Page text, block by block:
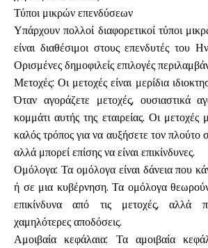
Ιστολόγιο
Επικοινωνήστε
Βοήθεια
Τύποι μικρών επενδύσεων
Υπάρχουν πολλοί διαφορετικοί τύποι
είναι διαθέσιμοι στους επενδυτές του
Ορισμένες δημοφιλείς επιλογές
Μετοχές: Οι μετοχές είναι μερίδια
Όταν αγοράζετε μετοχές, ουσιαστικά
κομμάτι αυτής της εταιρείας. Οι μετοχές
καλός τρόπος για να αυξήσετε τον
αλλά μπορεί επίσης να είναι επικίνδυνες.
Ομόλογα: Τα ομόλογα είναι δάνεια που
ή σε μια κυβέρνηση. Τα ομόλογα
επικίνδυνα από τις μετοχές, αλλά
χαμηλότερες αποδόσεις.
Αμοιβαία κεφάλαια: Τα αμοιβαία